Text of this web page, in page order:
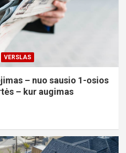
VERSLAS
– nuo sausio 1-osios
– kur augimas